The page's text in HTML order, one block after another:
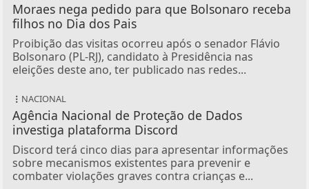
Moraes nega pedido para que Bolsonaro receba
filhos no Dia dos Pais
Proibição das visitas ocorreu após o senador Flávio
Bolsonaro (PL-RJ), candidato à Presidência nas
eleições deste ano, ter publicado nas redes...
NACIONAL
Agência Nacional de Proteção de Dados
investiga plataforma Discord
Discord terá cinco dias para apresentar informações
sobre mecanismos existentes para prevenir e
combater violações graves contra crianças e...